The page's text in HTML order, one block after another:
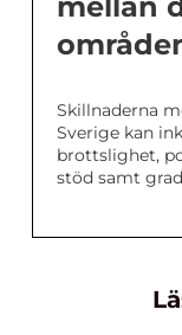
Skillnaderna
Sverige kan
brottslighet,
stöd samt